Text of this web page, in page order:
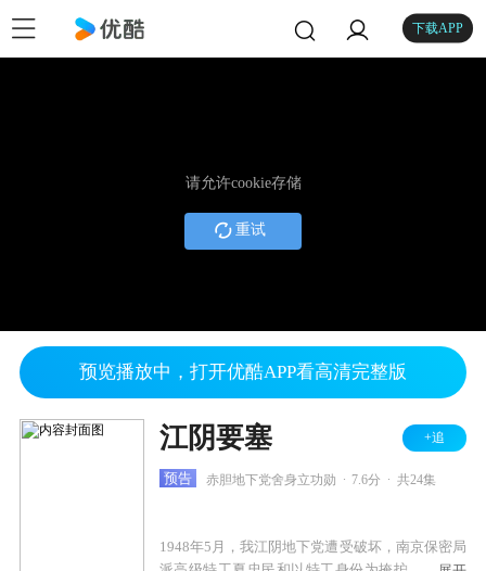
下载APP
请允许cookie存储
重试
预览播放中，打开优酷APP看高清完整版
江阴要塞 +追
预告 赤胆地下党舍身立功勋 7.6分 共24集
1948年5月，我江阴地下党遭受破坏，南京保密局